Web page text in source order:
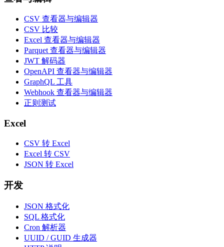
CSV 查看器与编辑器
CSV 比较
Excel 查看器与编辑器
Parquet 查看器与编辑器
JWT 解码器
OpenAPI 查看器与编辑器
GraphQL 工具
Webhook 查看器与编辑器
正则测试
Excel
CSV 转 Excel
Excel 转 CSV
JSON 转 Excel
开发
JSON 格式化
SQL 格式化
Cron 解析器
UUID / GUID 生成器